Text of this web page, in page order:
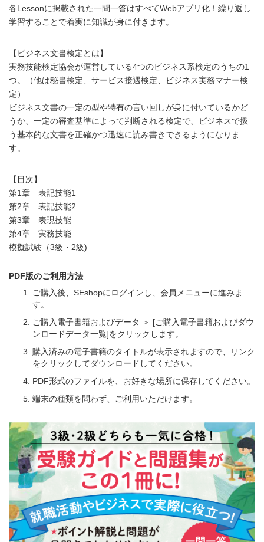
各Lessonに掲載された一問一答はすべてWebアプリ化！繰り返し
学習することで着実に知識が身に付きます。
【ビジネス文書検定とは】
実務技能検定協会が運営している4つのビジネス系検定のうちの1
つ。（他は秘書検定、サービス接遇検定、ビジネス実務マナー検
定）
ビジネス文書の一定の型や特有の言い回しが身に付いているかど
うか、一定の審査基準によって判断される検定で、ビジネスで扱
う基本的な文書を正確かつ迅速に読み書きできるようになりま
す。
【目次】
第1章 表記技能1
第2章 表記技能2
第3章 表現技能
第4章 実務技能
模擬試験（3級・2級)
PDF版のご利用方法
ご購入後、SEshopにログインし、会員メニューに進みま
す。
ご購入電子書籍およびデータ ＞ [ご購入電子書籍およびダウ
ンロードデータ一覧]をクリックします。
購入済みの電子書籍のタイトルが表示されますので、リンク
をクリックしてダウンロードしてください。
PDF形式のファイルを、お好きな場所に保存してください。
端末の種類を問わず、ご利用いただけます。